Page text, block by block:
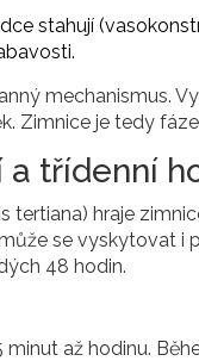
stahují
mechanismus.
Zimnice je tedy
třídenní
tertiana) hraje
se vyskytovat i
48 hodin.
minut až hodinu.